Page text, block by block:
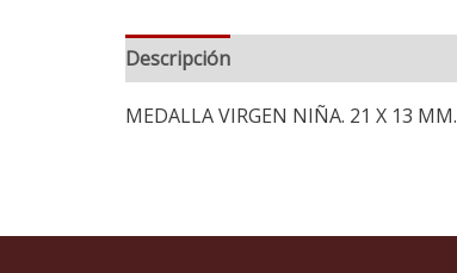
Descripción
MEDALLA VIRGEN NIÑA. 21 X 13 MM.